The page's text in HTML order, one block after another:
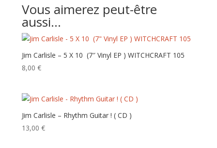
Vous aimerez peut-être
aussi…
Jim Carlisle – 5 X 10 ‎ (7″ Vinyl EP ) WITCHCRAFT 105
8,00 €
Jim Carlisle – Rhythm Guitar ! ( CD )
13,00 €